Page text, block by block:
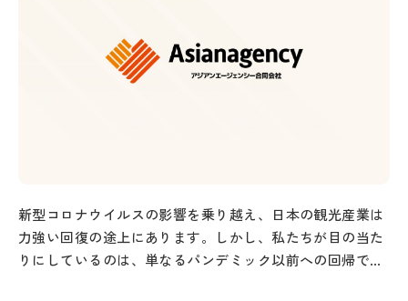
新型コロナウイルスの影響を乗り越え、日本の観光産業は
力強い回復の途上にあります。しかし、私たちが目の当た
りにしているのは、単なるパンデミック以前への回帰では